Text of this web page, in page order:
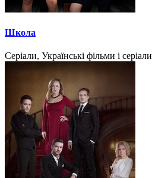
Школа
Серіали, Українські фільми і серіали